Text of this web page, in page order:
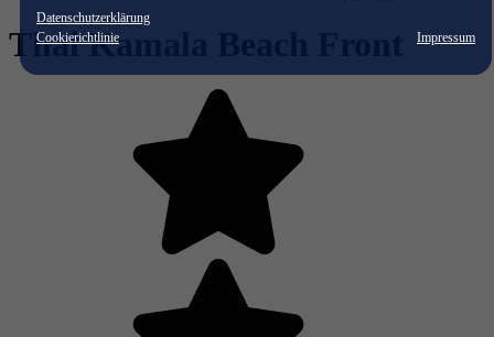
Datenschutzerklärung
Cookierichtlinie
Impressum
Thai Kamala Beach Front